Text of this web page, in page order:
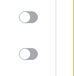
is.